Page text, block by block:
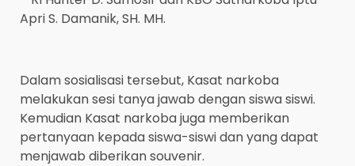
Apri S. Damanik, SH. MH.
Dalam sosialisasi tersebut, Kasat narkoba
melakukan sesi tanya jawab dengan siswa siswi.
Kemudian Kasat narkoba juga memberikan
pertanyaan kepada siswa-siswi dan yang dapat
menjawab diberikan souvenir.